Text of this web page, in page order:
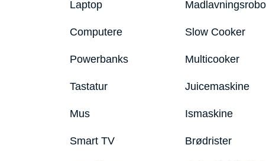
Laptop
Computere
Powerbanks
Tastatur
Mus
Smart TV
Slow Cooker
Multicooker
Juicemaskine
Ismaskine
Brødrister